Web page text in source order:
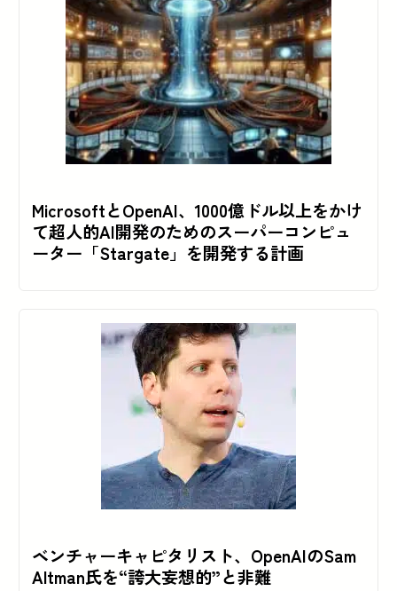
MicrosoftとOpenAI、1000億ドル以上をかけ
て超人的AI開発のためのスーパーコンピュ
ーター「Stargate」を開発する計画
ベンチャーキャピタリスト、OpenAIのSam
Altman氏を“誇大妄想的”と非難